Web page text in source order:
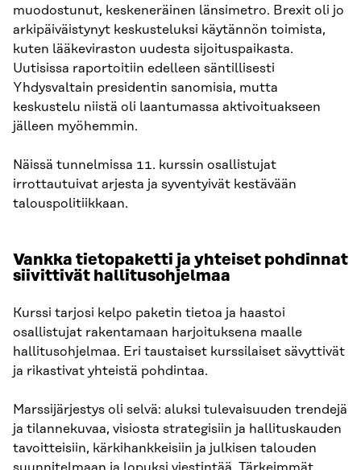
muodostunut, keskeneräinen länsimetro. Brexit oli jo
arkipäiväistynyt keskusteluksi käytännön toimista,
kuten lääkeviraston uudesta sijoituspaikasta.
Uutisissa raportoitiin edelleen säntillisesti
Yhdysvaltain presidentin sanomisia, mutta
keskustelu niistä oli laantumassa aktivoituakseen
jälleen myöhemmin.
Näissä tunnelmissa 11. kurssin osallistujat
irrottautuivat arjesta ja syventyivät kestävään
talouspolitiikkaan.
Vankka tietopaketti ja yhteiset pohdinnat
siivittivät hallitusohjelmaa
Kurssi tarjosi kelpo paketin tietoa ja haastoi
osallistujat rakentamaan harjoituksena maalle
hallitusohjelmaa. Eri taustaiset kurssilaiset sävyttivät
ja rikastivat yhteistä pohdintaa.
Marssijärjestys oli selvä: aluksi tulevaisuuden trendejä
ja tilannekuvaa, visiosta strategisiin ja hallituskauden
tavoitteisiin, kärkihankkeisiin ja julkisen talouden